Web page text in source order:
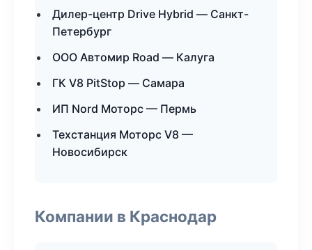
Дилер-центр Drive Hybrid — Санкт-
Петербург
ООО Автомир Road — Калуга
ГК V8 PitStop — Самара
ИП Nord Моторс — Пермь
Техстанция Моторс V8 —
Новосибирск
Компании в Краснодар